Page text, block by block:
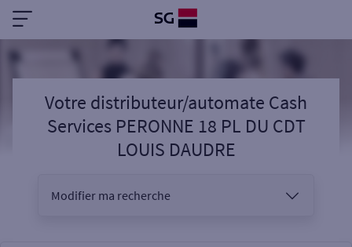
Votre distributeur/automate Cash
Services PERONNE 18 PL DU CDT
LOUIS DAUDRE
Modifier ma recherche